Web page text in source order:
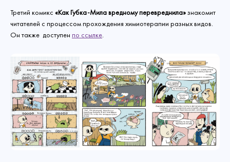
Третий комикс «Как Губка-Мила вредномуперевреднила»знакомит
читателей с процессом прохождения химиотерапии разных видов.
Он также доступен по ссылке.